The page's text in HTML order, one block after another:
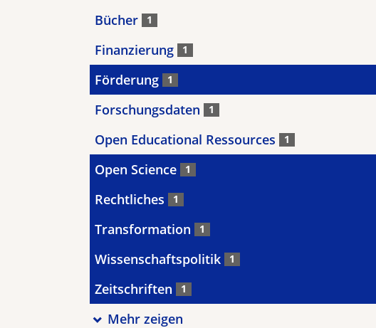
Bücher 1
Finanzierung 1
Förderung 1
Forschungsdaten 1
Open Educational Ressources 1
Open Science 1
Rechtliches 1
Transformation 1
Wissenschaftspolitik 1
Zeitschriften 1
Mehr zeigen